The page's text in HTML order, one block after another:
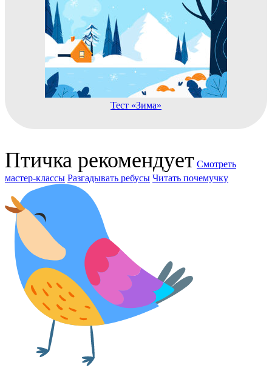
Тест «Зима»
Птичка рекомендует Смотреть
мастер-классы Разгадывать ребусы Читать почемучку